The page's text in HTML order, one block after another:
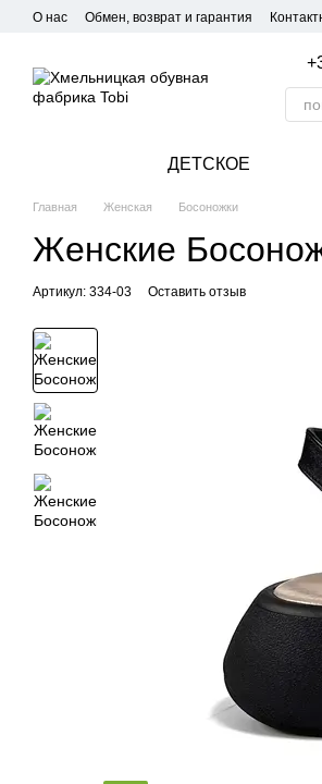
Перейти к основному контенту
О нас Обмен, возврат и гарантия
ДЕТСКОЕ
Главная Женская Босоножки
Женские
Артикул: 334-03 Оставить отзыв